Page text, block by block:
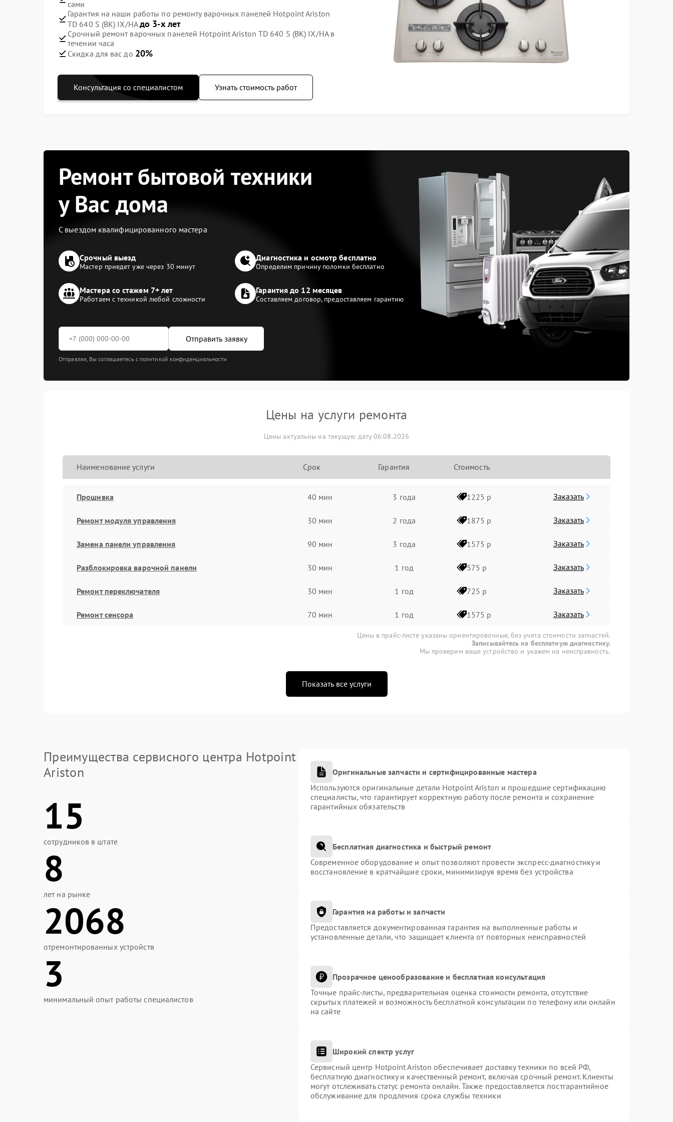
сами
Гарантия на наши работы по ремонту варочных панелей Hotpoint Ariston
TD 640 S (BK) IX/HAдо 3-х лет
Срочный ремонт варочных панелей Hotpoint Ariston TD 640 S (BK) IX/HA в
течении часа
Скидка для вас до 20%
Консультация со специалистом Узнать стоимость работ
Ремонт бытовой техники
у Вас дома
С выездом квалифицированного мастера
Срочный выезд
Мастер приедет уже через 30 минут
Диагностика и осмотр бесплатно
Определим причину поломки бесплатно
Мастера со стажем 7+ лет
Работаем с техникой любой сложности
Гарантия до 12 месяцев
Составляем договор, предоставляем гарантию
Отправить заявку
Отправляя, Вы соглашаетесь с политикой конфиденциальности
Цены на услуги ремонта
Цены актуальны на текущую дату 06.08.2026
Наименование услуги Срок Гарантия Стоимость
Прошивка 40 мин 3 года 1225 р Заказать
Ремонт модуля управления 30 мин 2 года 1875 р Заказать
Замена панели управления 90 мин 3 года 1575 р Заказать
Разблокировка варочной панели 30 мин 1 год 575 р Заказать
Ремонт переключателя 30 мин 1 год 725 р Заказать
Ремонт сенсора 70 мин 1 год 1575 р Заказать
Цены в прайс-листе указаны ориентировочные, без учета стоимости запчастей.
Записывайтесь на бесплатную диагностику.
Мы проверим ваше устройство и укажем на неисправность.
Показать все услуги
Преимущества сервисного центра Hotpoint
Ariston
15
сотрудников в штате
8
лет на рынке
2068
отремонтированных устройств
3
минимальный опыт работы специалистов
Оригинальные запчасти и сертифицированные мастера
Используются оригинальные детали Hotpoint Ariston и прошедшие сертификацию
специалисты, что гарантирует корректную работу после ремонта и сохранение
гарантийных обязательств
Бесплатная диагностика и быстрый ремонт
Современное оборудование и опыт позволяют провести экспресс-диагностику и
восстановление в кратчайшие сроки, минимизируя время без устройства
Гарантия на работы и запчасти
Предоставляется документированная гарантия на выполненные работы и
установленные детали, что защищает клиента от повторных неисправностей
Прозрачное ценообразование и бесплатная консультация
Точные прайс-листы, предварительная оценка стоимости ремонта, отсутствие
скрытых платежей и возможность бесплатной консультации по телефону или онлайн
на сайте
Широкий спектр услуг
Сервисный центр Hotpoint Ariston обеспечивает доставку техники по всей РФ,
бесплатную диагностику и качественный ремонт, включая срочный ремонт. Клиенты
могут отслеживать статус ремонта онлайн. Также предоставляется постгарантийное
обслуживание для продления срока службы техники